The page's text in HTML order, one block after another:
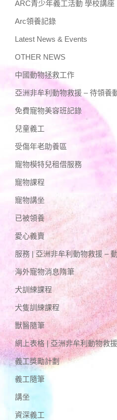
ARC青少年義工活動 學校講座
Arc領養記錄
Latest News & Events
OTHER NEWS
中國動物拯救工作
亞洲非牟利動物救援 – 待領養
免費寵物美容班記錄
兒童義工
受傷年老助養區
寵物模特兒租借服務
寵物課程
寵物講坐
已被領養
愛心義賣
服務 | 亞洲非牟利動物救援 –
海外寵物消息隋筆
犬訓練課程
犬隻訓練課程
獸醫隨筆
網上表格 | 亞洲非牟利動物救
義工獎勵計劃
義工隨筆
講坐
資深義工